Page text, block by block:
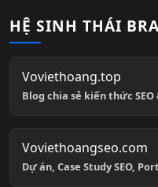
HỆ SINH THÁI
Voviethoang.top
Blog chia sẻ kiến thức
Voviethoangseo.com
Dự án, Case Study SEO,